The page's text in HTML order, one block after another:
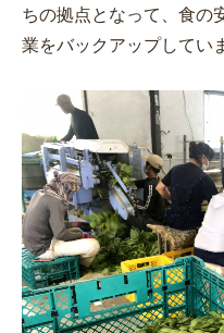
ちの拠点となって、食の
業をバックアップしてい